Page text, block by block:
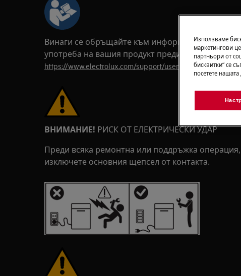
Винаги се обръщайте към информацията за
употреба на вашия продукт преди всяка
https://www.electrolux.com/support/user-manuals/
ВНИМАНИЕ! РИСК ОТ ЕЛЕКТРИЧЕСКИ УДАР
Преди всяка ремонтна или поддръжка
изключете основния щепсел от контакта.
Използваме
маркетингови
партньори от
бисквитки“ се
посетете